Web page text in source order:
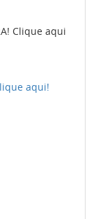
Clique aqui
aqui!